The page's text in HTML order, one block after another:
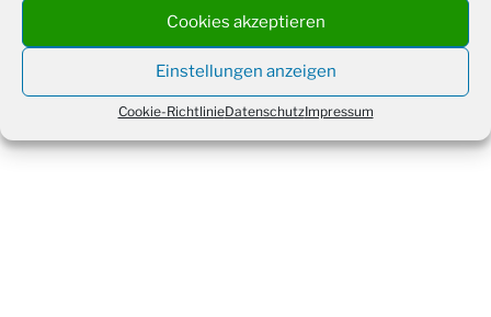
Cookies akzeptieren
Einstellungen anzeigen
Cookie-RichtlinieDatenschutzImpressum